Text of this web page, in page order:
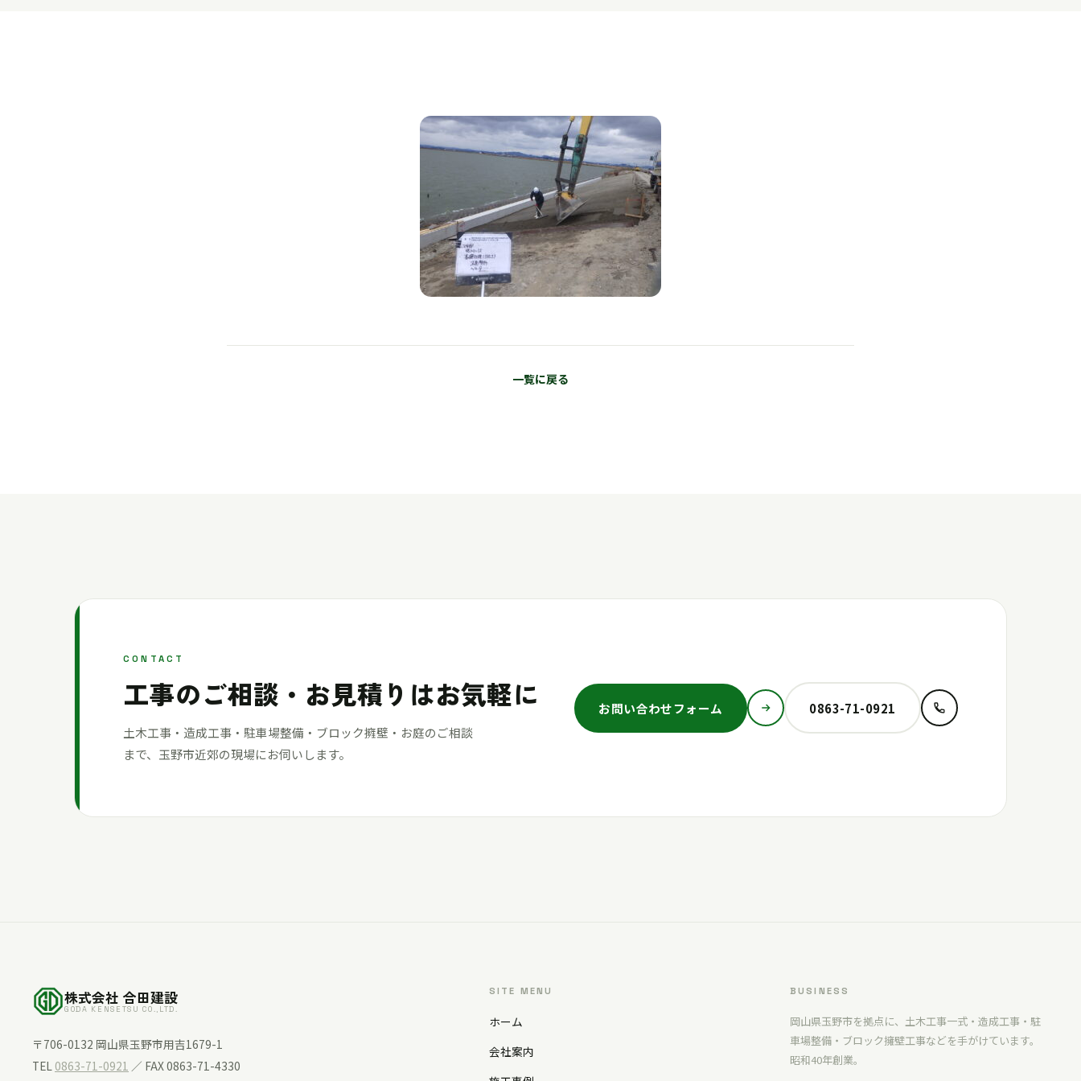
一覧に戻る
CONTACT
工事のご相談・お見積りはお気軽に
土木工事・造成工事・駐車場整備・ブロック擁壁・お庭のご相談
まで、玉野市近郊の現場にお伺いします。
お問い合わせフォーム 0863-71-0921
株式会社 合田建設
GODA KENSETSU CO.,LTD.
〒706-0132 岡山県玉野市用吉1679-1
TEL 0863-71-0921 ／ FAX 0863-71-4330
SITE MENU
ホーム
会社案内
BUSINESS
岡山県玉野市を拠点に、土木工事一式・造成工事・駐
車場整備・ブロック擁壁工事などを手がけています。
昭和40年創業。